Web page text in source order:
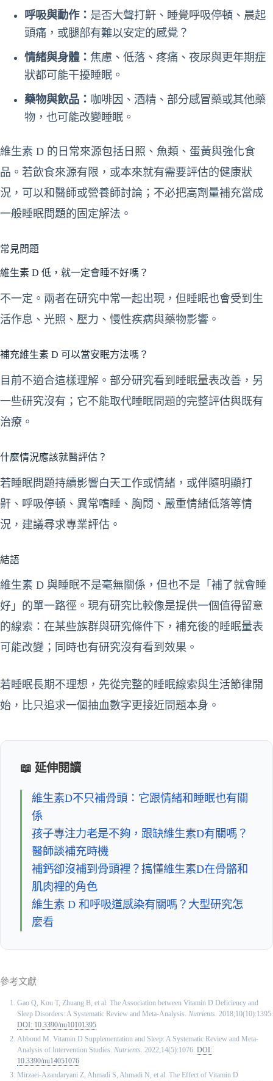
呼吸與動作： 是否大聲打鼾、睡覺呼吸停頓、晨起
頭痛，或腿部有難以安定的感覺？
情緒與身體： 焦慮、低落、疼痛、夜尿與更年期症
狀都可能干擾睡眠。
藥物與飲品： 咖啡因、酒精、部分感冒藥或其他藥
物，也可能改變睡眠。
維生素 D 的日常來源包括日照、魚類、蛋黃與強化食
品。若飲食來源有限，或本來就有需要評估的健康狀
況，可以和醫師或營養師討論；不必把高劑量補充當成
一般睡眠問題的固定解法。
常見問題
維生素 D 低，就一定會睡不好嗎？
不一定。兩者在研究中常一起出現，但睡眠也會受到生
活作息、光照、壓力、慢性疾病與藥物影響。
補充維生素 D 可以當安眠方法嗎？
目前不適合這樣理解。部分研究看到睡眠量表改善，另
一些研究沒有；它不能取代睡眠問題的完整評估與既有
治療。
什麼情況應該就醫評估？
若睡眠問題持續影響白天工作或情緒，或伴隨明顯打
鼾、呼吸停頓、異常嗜睡、胸悶、嚴重情緒低落等情
況，建議尋求專業評估。
結語
維生素 D 與睡眠不是毫無關係，但也不是「補了就會睡
好」的單一路徑。現有研究比較像是提供一個值得留意
的線索：在某些族群與研究條件下，補充後的睡眠量表
可能改變；同時也有研究沒有看到效果。
若睡眠長期不理想，先從完整的睡眠線索與生活節律開
始，比只追求一個抽血數字更接近問題本身。
📖 延伸閱讀
維生素D不只補骨頭：它跟情緒和睡眠也有關
係
孩子專注力老是不夠，跟缺維生素D有關嗎？
醫師談補充時機
補鈣卻沒補到骨頭裡？搞懂維生素D在骨骼和
肌肉裡的角色
維生素 D 和呼吸道感染有關嗎？大型研究怎
麼看
參考文獻
Gao Q, Kou T, Zhuang B, et al. The Association between Vitamin D Deficiency and
Sleep Disorders: A Systematic Review and Meta-Analysis. Nutrients. 2018;10(10):1395.
DOI: 10.3390/nu10101395
Abboud M. Vitamin D Supplementation and Sleep: A Systematic Review and Meta-
Analysis of Intervention Studies. Nutrients. 2022;14(5):1076. DOI:
10.3390/nu14051076
Mirzaei-Azandaryani Z, Ahmadi S, Ahmadi N, et al. The Effect of Vitamin D